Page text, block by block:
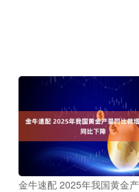
金牛速配 2025年我国黄金